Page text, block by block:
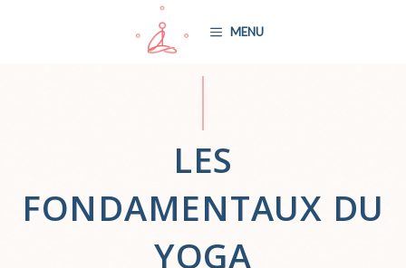
MENU
LES
FONDAMENTAUX DU
YOGA